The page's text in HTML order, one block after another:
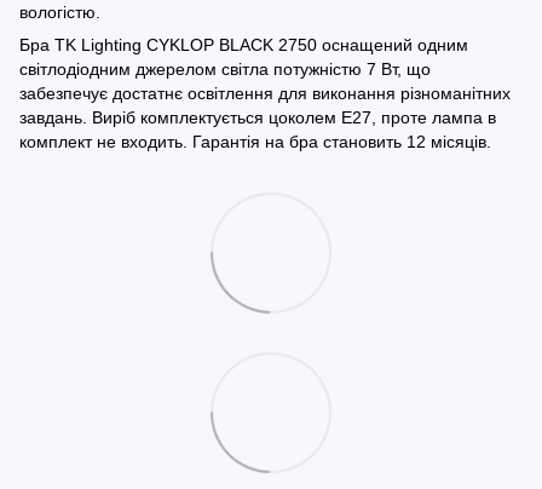
вологістю.
Бра TK Lighting CYKLOP BLACK 2750 оснащений одним
світлодіодним джерелом світла потужністю 7 Вт, що
забезпечує достатнє освітлення для виконання різноманітних
завдань. Виріб комплектується цоколем Е27, проте лампа в
комплект не входить. Гарантія на бра становить 12 місяців.